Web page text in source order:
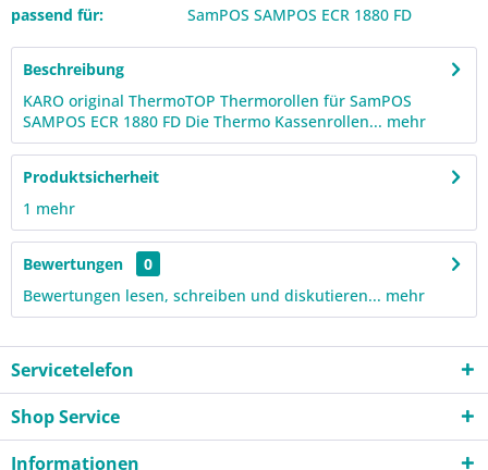
passend für:
SamPOS SAMPOS ECR 1880 FD
Beschreibung
KARO original ThermoTOP Thermorollen für SamPOS
SAMPOS ECR 1880 FD Die Thermo Kassenrollen... mehr
Produktsicherheit
1 mehr
Bewertungen
0
Bewertungen lesen, schreiben und diskutieren... mehr
Servicetelefon
Shop Service
Informationen